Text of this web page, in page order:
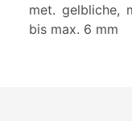
met. gelbliche,
bis max. 6 mm